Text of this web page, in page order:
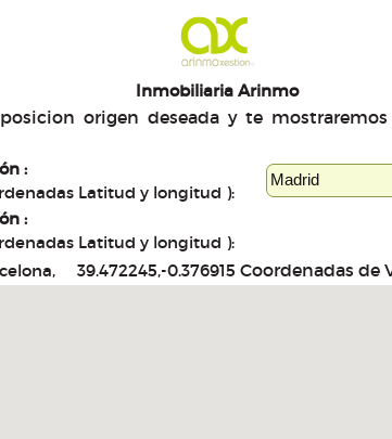
Inmobiliaria Arinmo
origen deseada y te
:
Latitud y longitud ):
:
Latitud y longitud ):
39.472245,-0.376915 Coordenadas de